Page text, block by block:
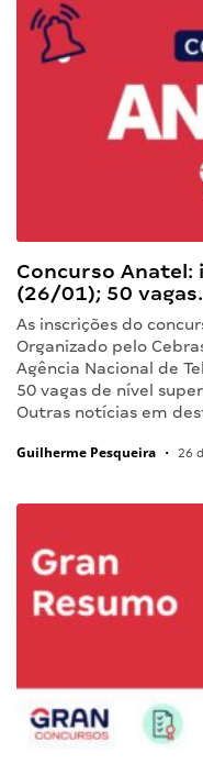
Concurso Anatel:
(26/01); 50
As inscrições do
Organizado pelo
Agência Nacional de
50 vagas de nível
Outras notícias em
Guilherme Pesqueira • 26